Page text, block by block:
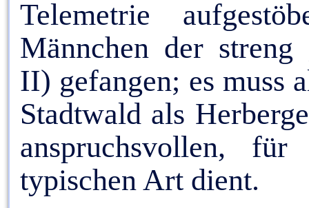
Telemetrie
Männchen der streng
II) gefangen; es muss
Stadtwald als
anspruchsvollen, für
typischen Art dient.